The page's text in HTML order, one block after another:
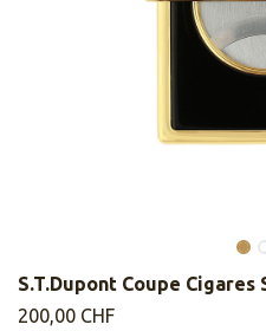
S.T.Dupont Coupe
200,00 CHF